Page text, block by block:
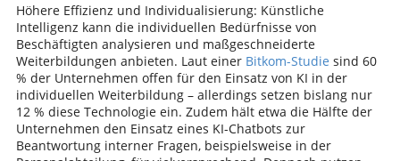
Höhere Effizienz und Individualisierung: Künstliche
Intelligenz kann die individuellen Bedürfnisse von
Beschäftigten analysieren und maßgeschneiderte
Weiterbildungen anbieten. Laut einer Bitkom-Studie sind 60
% der Unternehmen offen für den Einsatz von KI in der
individuellen Weiterbildung – allerdings setzen bislang nur
12 % diese Technologie ein. Zudem hält etwa die Hälfte der
Unternehmen den Einsatz eines KI-Chatbots zur
Beantwortung interner Fragen, beispielsweise in der